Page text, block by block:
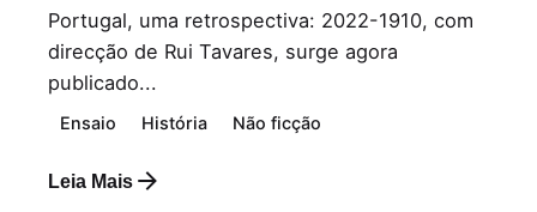
Portugal, uma retrospectiva: 2022-1910, com
direcção de Rui Tavares, surge agora
publicado...
Ensaio História Não ficção
Leia Mais